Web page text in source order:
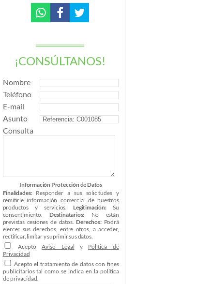
¡CONSÚLTANOS!
Nombre
Teléfono
E-mail
Asunto
Consulta
Información Protección de Datos
Finalidades: Responder a sus solicitudes y
remitirle información comercial de nuestros
productos y servicios. Legitimación:Su
consentimiento. Destinatarios: No están
previstas cesiones de datos. Derechos:Podrá
ejercer sus derechos, entre otros, a acceder,
rectificar, limitar y suprimir sus datos.
AceptoAviso Legal y Política de
Privacidad
Acepto el tratamiento de datos con fines
publicitarios tal como se indica en la política
de privacidad.